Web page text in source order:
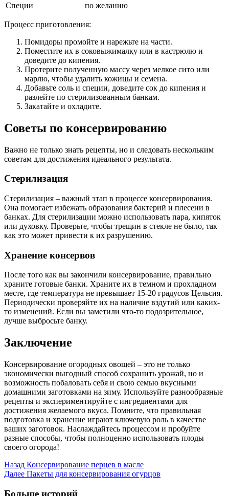
Специи
по желанию
Процесс приготовления:
Помидоры промойте и нарежьте на части.
Поместите их в соковыжималку или в кастрюлю и
доведите до кипения.
Протерите полученную массу через мелкое сито или
марлю, чтобы удалить кожицы и семена.
Добавьте соль и специи, доведите сок до кипения и
разлейте по стерилизованным банкам.
Закатайте и охладите.
Советы по консервированию
Важно не только знать рецепты, но и следовать нескольким
советам для достижения идеального результата.
Стерилизация
Стерилизация – важный этап в процессе консервирования.
Она помогает избежать образования бактерий и плесени в
банках. Для стерилизации можно использовать пара, кипяток
или духовку. Проверьте, чтобы трещин в стекле не было, так
как это может привести к их разрушению.
Хранение консервов
После того как вы закончили консервирование, правильно
храните готовые банки. Храните их в темном и прохладном
месте, где температура не превышает 15-20 градусов Цельсия.
Периодически проверяйте их на наличие вздутий или каких-
то изменений. Если вы заметили что-то подозрительное,
лучше выбросьте банку.
Заключение
Консервирование огородных овощей – это не только
экономически выгодный способ сохранить урожай, но и
возможность побаловать себя и свою семью вкусными
домашними заготовками на зиму. Используйте разнообразные
рецепты и экспериментируйте с ингредиентами для
достижения желаемого вкуса. Помните, что правильная
подготовка и хранение играют ключевую роль в качестве
ваших заготовок. Наслаждайтесь процессом и пробуйте
разные способы, чтобы полноценно использовать плоды
своего огорода!
Post
Navigation
Назад Консервирование перцев в масле
Далее Пакеты для консервирования огурцов
Больше историй